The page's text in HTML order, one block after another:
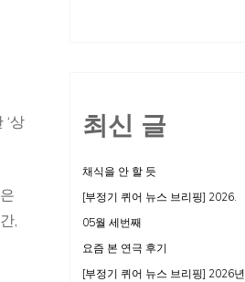
상
,
최신 글
채식을 안 할 듯
[부정기 퀴어 뉴스 브리핑] 2026.
05월 세번째
요즘 본 연극 후기
[부정기 퀴어 뉴스 브리핑] 2026년